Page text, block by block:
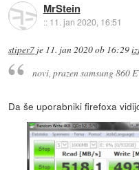
MrStein
:: 11. jan 2020, 16:51
stiper7 je 11. jan 2020 ob 16:29
novi, prazen samsung 860
Da še uporabniki firefoxa